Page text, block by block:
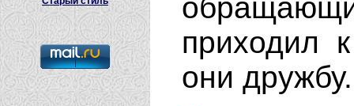
приходил
они дружбу.